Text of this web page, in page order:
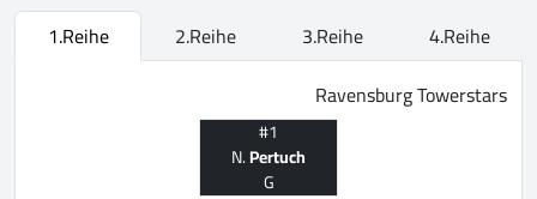
1.Reihe 2.Reihe 3.Reihe
4.Reihe
Ravensburg Towerstars
#1
N.Pertuch
G